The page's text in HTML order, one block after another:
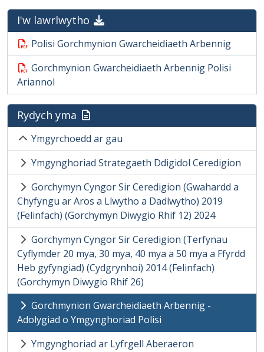
I'w lawrlwytho
Polisi Gorchmynion Gwarcheidiaeth Arbennig
Gorchmynion Gwarcheidiaeth Arbennig Polisi
Ariannol
Rydych yma
Ymgyrchoedd ar gau
Ymgynghoriad Strategaeth Ddigidol Ceredigion
Gorchymyn Cyngor Sir Ceredigion (Gwahardd a
Chyfyngu ar Aros a Llwytho a Dadlwytho) 2019
(Felinfach) (Gorchymyn Diwygio Rhif 12) 2024
Gorchymyn Cyngor Sir Ceredigion (Terfynau
Cyflymder 20 mya, 30 mya, 40 mya a 50 mya a Ffyrdd
Heb gyfyngiad) (Cydgrynhoi) 2014 (Felinfach)
(Gorchymyn Diwygio Rhif 26)
Gorchmynion Gwarcheidiaeth Arbennig -
Adolygiad o Ymgynghoriad Polisi
Ymgynghoriad ar Lyfrgell Aberaeron